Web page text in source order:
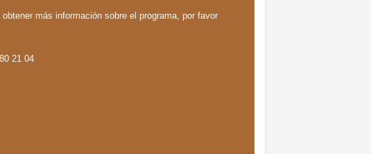
más información sobre el programa, por favor
21 04